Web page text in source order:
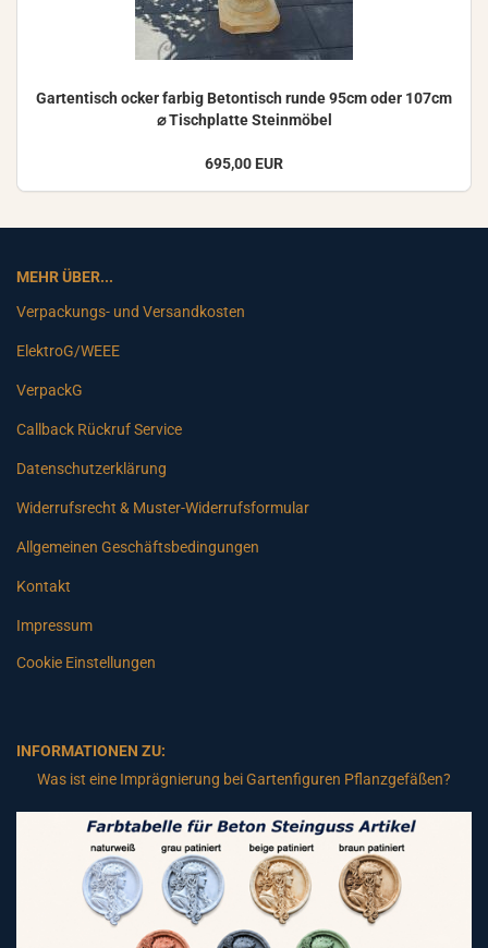
Gar­ten­tisch ocker far­big Be­ton­tisch runde 95cm oder 107cm
⌀ Tisch­plat­te Stein­mö­bel
695,00 EUR
MEHR ÜBER...
Verpackungs- und Versandkosten
ElektroG/WEEE
VerpackG
Callback Rückruf Service
Datenschutzerklärung
Widerrufsrecht & Muster-Widerrufsformular
Allgemeinen Geschäftsbedingungen
Kontakt
Impressum
Cookie Einstellungen
INFORMATIONEN ZU:
Was ist eine Imprägnierung bei Gartenfiguren Pflanzgefäßen?